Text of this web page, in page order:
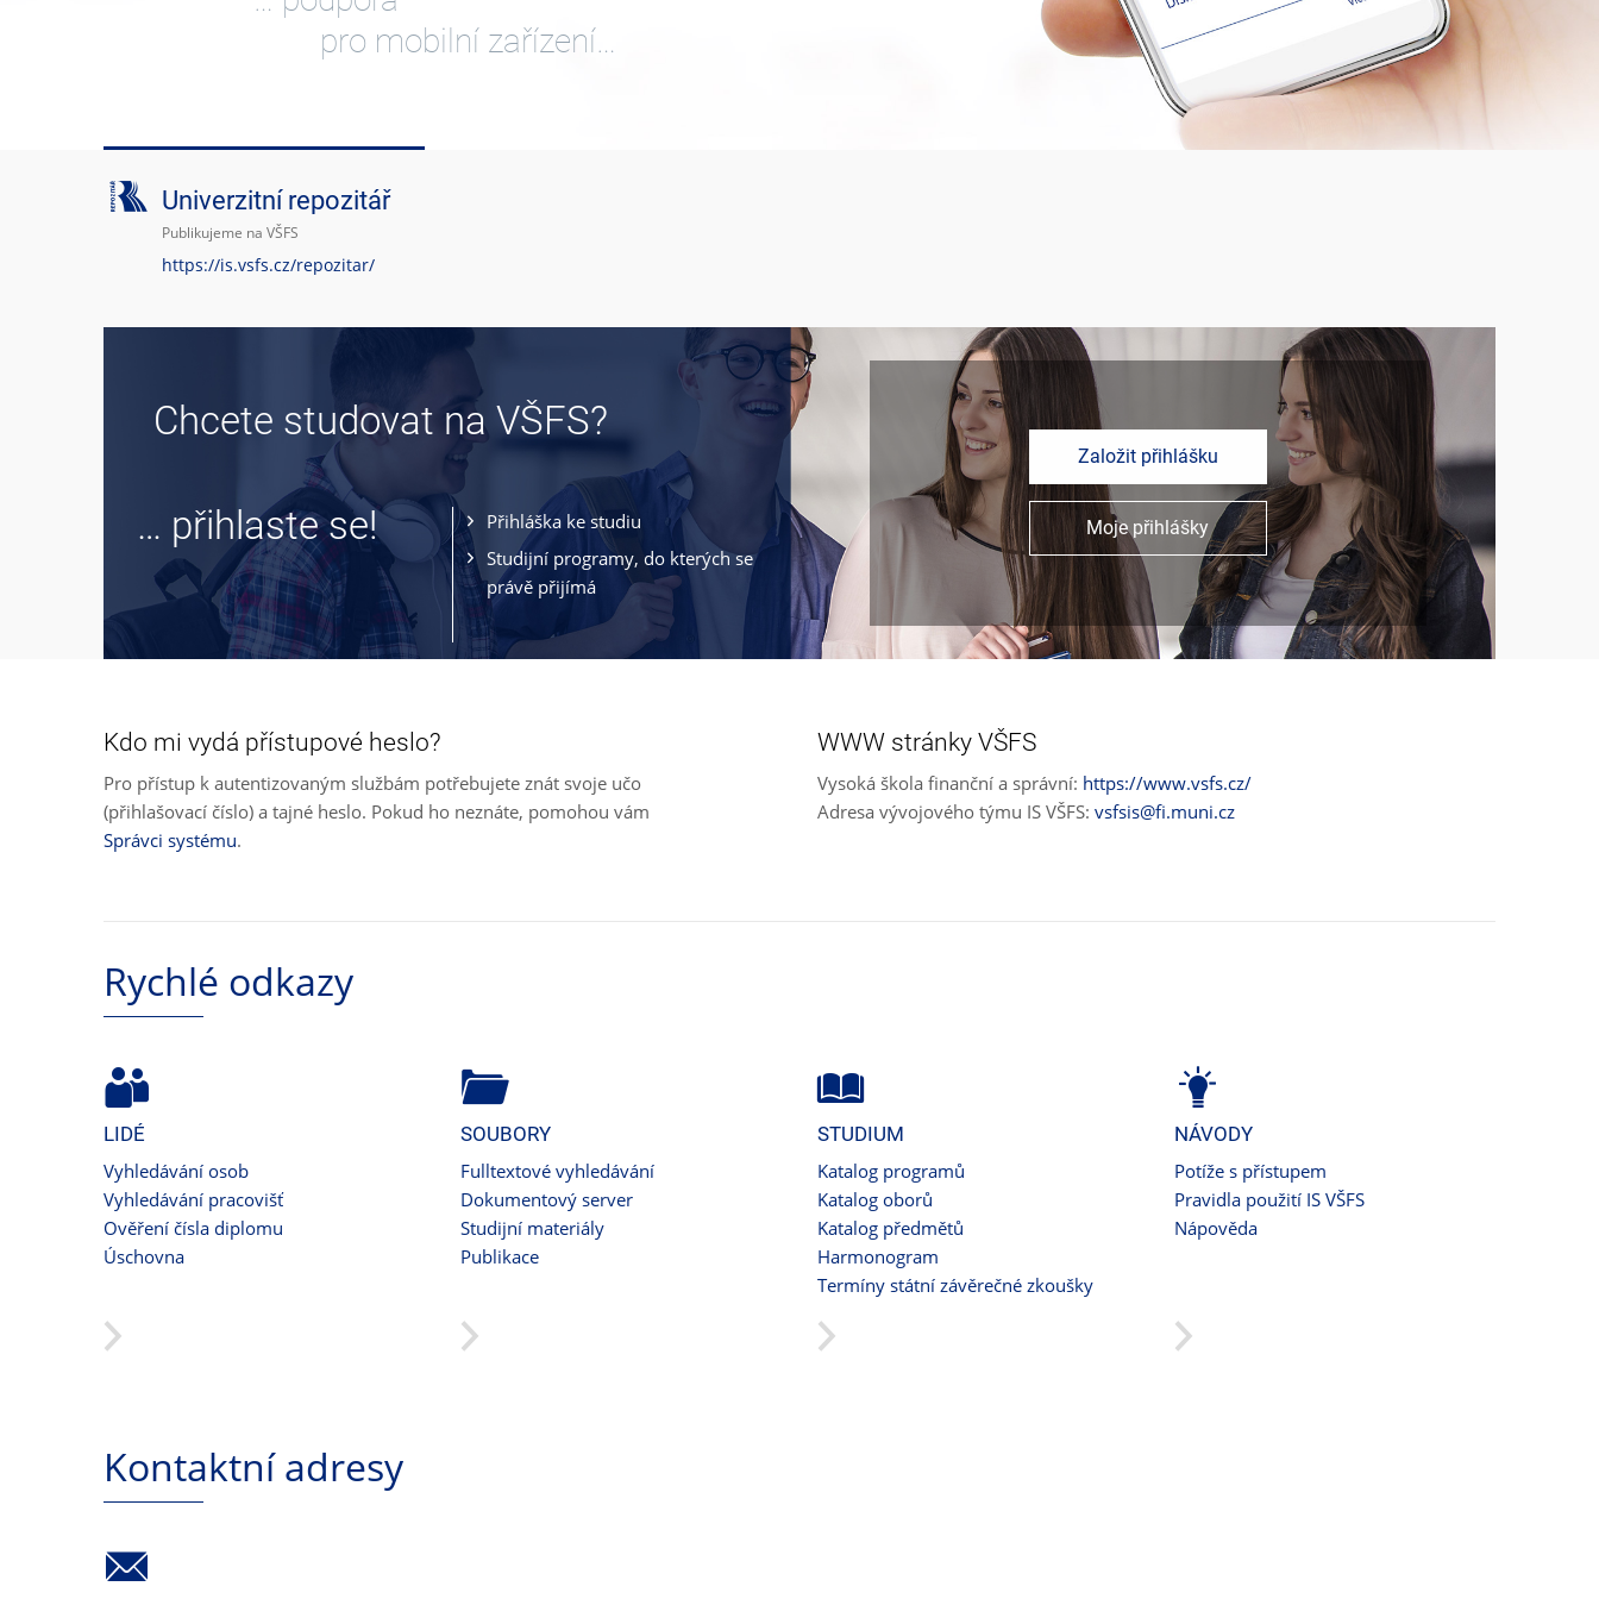
pro mobilní zařízení…
Univerzitní repozitář
Publikujeme na VŠFS
https://is.vsfs.cz/repozitar/
Chcete studovat na VŠFS?
… přihlaste se!
Přihláška ke studiu
Studijní programy, do kterých se
právě přijímá
Založit přihlášku
Moje přihlášky
Kdo mi vydá přístupové heslo?
Pro přístup k autentizovaným službám potřebujete znát svoje učo
(přihlašovací číslo) a tajné heslo. Pokud ho neznáte, pomohou vám
Správci systému.
WWW stránky VŠFS
Vysoká škola finanční a správní: https://www.vsfs.cz/
Adresa vývojového týmu IS VŠFS: vsfsis@fi.muni.cz
Rychlé odkazy
LIDÉ
Vyhledávání osob
Vyhledávání pracovišť
Ověření čísla diplomu
Úschovna
SOUBORY
Fulltextové vyhledávání
Dokumentový server
Studijní materiály
Publikace
STUDIUM
Katalog programů
Katalog oborů
Katalog předmětů
Harmonogram
Termíny státní závěrečné zkoušky
NÁVODY
Potíže s přístupem
Pravidla použití IS VŠFS
Nápověda
Kontaktní adresy